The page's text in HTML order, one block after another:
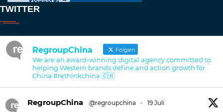
TWITTER
RegroupChina Folgen
We are an award-winning digital agency committed to
helping Western brands define and action growth for
China #rethinkchina 🇨🇳
RegroupChina @regroupchina · 19 Juli